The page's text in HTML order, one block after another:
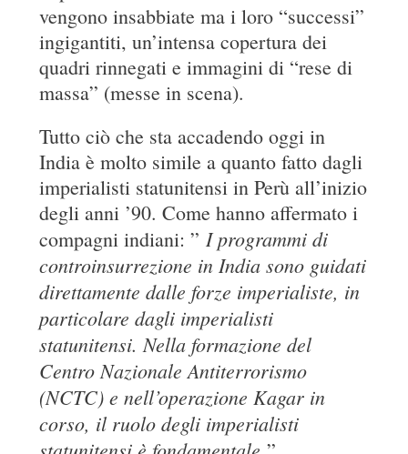
vengono insabbiate ma i loro “successi”
ingigantiti, un’intensa copertura dei
quadri rinnegati e immagini di “rese di
massa” (messe in scena).
Tutto ciò che sta accadendo oggi in
India è molto simile a quanto fatto dagli
imperialisti statunitensi in Perù all’inizio
degli anni ’90. Come hanno affermato i
compagni indiani: ”I programmi di
controinsurrezione in India sono guidati
direttamente dalle forze imperialiste, in
particolare dagli imperialisti
statunitensi. Nella formazione del
Centro Nazionale Antiterrorismo
(NCTC) e nell’operazione Kagar in
corso, il ruolo degli imperialisti